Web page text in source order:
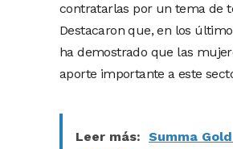
contratarlas por un tema de
Destacaron que, en los
ha demostrado que las
aporte importante a este
Leer más: Summa